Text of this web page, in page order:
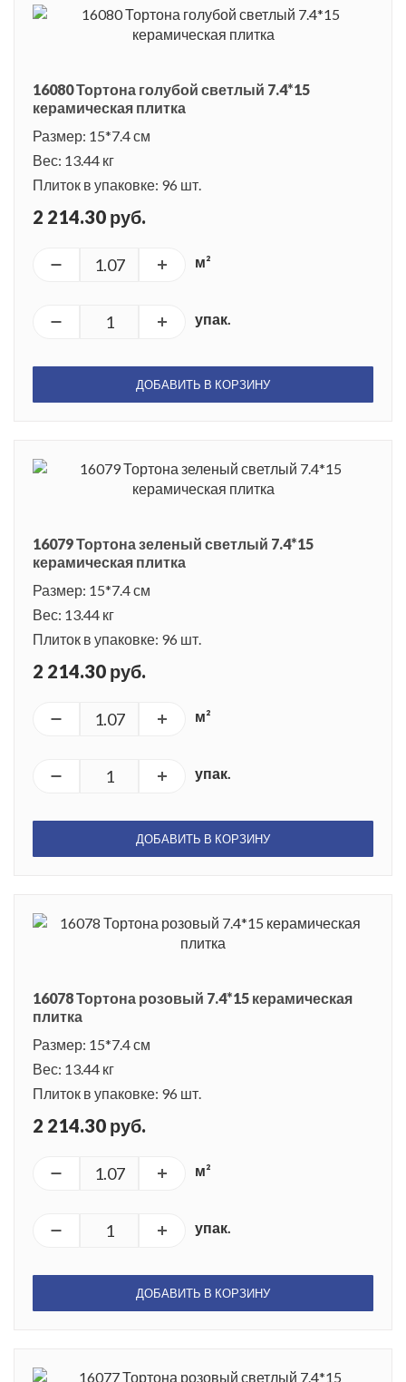
16080 Тортона голубой светлый 7.4*15
керамическая плитка
Размер: 15*7.4 см
Вес: 13.44 кг
Плиток в упаковке: 96 шт.
2 214.30 руб.
м²
упак.
ДОБАВИТЬ В КОРЗИНУ
16079 Тортона зеленый светлый 7.4*15
керамическая плитка
Размер: 15*7.4 см
Вес: 13.44 кг
Плиток в упаковке: 96 шт.
2 214.30 руб.
м²
упак.
ДОБАВИТЬ В КОРЗИНУ
16078 Тортона розовый 7.4*15 керамическая
плитка
Размер: 15*7.4 см
Вес: 13.44 кг
Плиток в упаковке: 96 шт.
2 214.30 руб.
м²
упак.
ДОБАВИТЬ В КОРЗИНУ